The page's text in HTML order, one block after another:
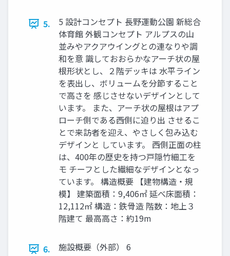
5.
5 設計コンセプト 長野運動公園 新総合
体育館 外観コンセプト アルプスの山
並みやアクアウイングとの連なりや調
和を意 識しておおらかなアーチ状の屋
根形状とし、２階デッキは 水平ライン
を表出し、ボリュームを分節すること
で高さを 感じさせないデザインとして
います。 また、アーチ状の屋根はアプ
ローチ側である西側に迫り出 させるこ
とで来訪者を迎え、やさしく包み込む
デザインと しています。 西側正面の柱
は、400年の歴史を持つ戸隠竹細工を
モ チーフとした繊細なデザインとなっ
ています。 構造概要 【建物構造・規
模】 建築面積：9,406㎡ 延べ床面積：
12,112㎡ 構造：鉄骨造 階数：地上３
階建て 最高高さ：約19m
6. 施設概要（外部） 6